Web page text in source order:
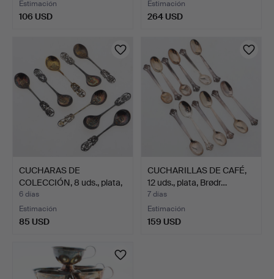
Estimación
106 USD
Estimación
264 USD
CUCHARAS DE
COLECCIÓN, 8 uds., plata,
"Jul…
6 días
Estimación
85 USD
CUCHARILLAS DE CAFÉ,
12 uds., plata, Brødr…
7 días
Estimación
159 USD